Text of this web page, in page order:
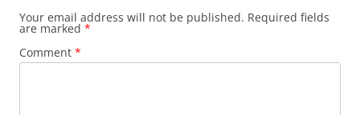
Your email address will not be published. Required fields
are marked *
Comment *